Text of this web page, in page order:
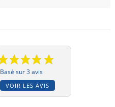
Basé sur 3 avis
VOIR LES AVIS